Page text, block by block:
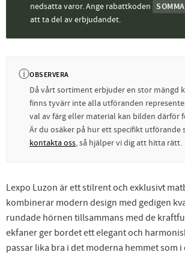
nedsatta varor. Ange rabattkoden
att ta del av erbjudandet.
ⓘOBSERVERA
Då vårt sortiment erbjuder en stor mängd
finns tyvärr inte alla utföranden
val av färg eller material kan bilden därför
Är du osäker på hur ett specifikt utförande
kontakta oss, så hjälper vi dig att hitta rätt.
Lexpo Luzon är ett stilrent och exklusivt
kombinerar modern design med gedigen
rundade hörnen tillsammans med de
ekfaner ger bordet ett elegant och
passar lika bra i det moderna hemmet som i